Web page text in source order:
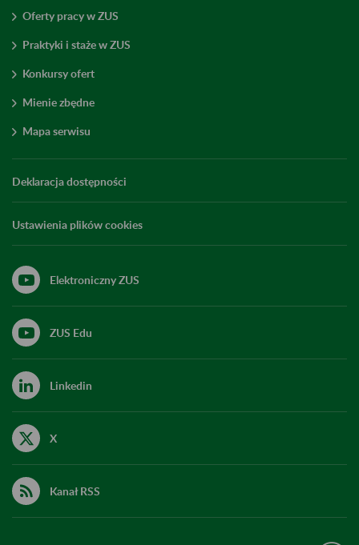
Oferty pracy w ZUS
Praktyki i staże w ZUS
Konkursy ofert
Mienie zbędne
Mapa serwisu
Deklaracja dostępności
Ustawienia plików cookies
Elektroniczny ZUS
ZUS Edu
Linkedin
X
Kanał RSS